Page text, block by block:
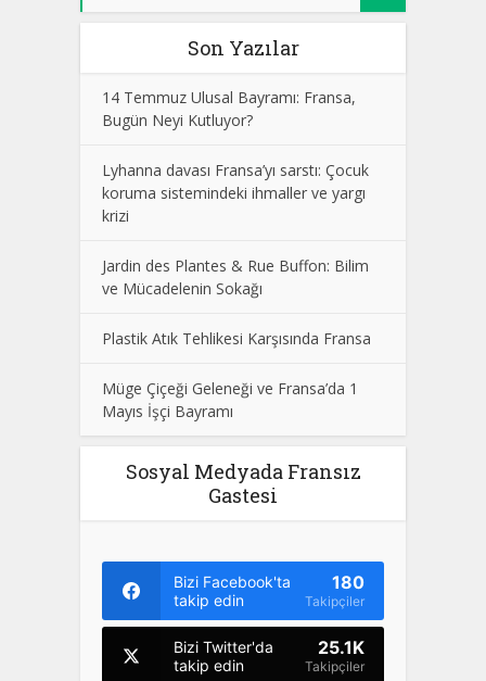
Son Yazılar
14 Temmuz Ulusal Bayramı: Fransa,
Bugün Neyi Kutluyor?
Lyhanna davası Fransa’yı sarstı: Çocuk
koruma sistemindeki ihmaller ve yargı
krizi
Jardin des Plantes & Rue Buffon: Bilim
ve Mücadelenin Sokağı
Plastik Atık Tehlikesi Karşısında Fransa
Müge Çiçeği Geleneği ve Fransa’da 1
Mayıs İşçi Bayramı
Sosyal Medyada Fransız
Gastesi
Bizi Facebook'ta
takip edin
180
Takipçiler
Bizi Twitter'da
takip edin
25.1K
Takipçiler